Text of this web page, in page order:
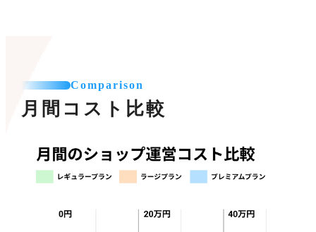
Comparison
月間コスト比較